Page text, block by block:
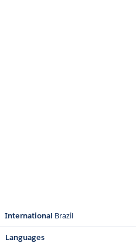
International Brazil
Languages